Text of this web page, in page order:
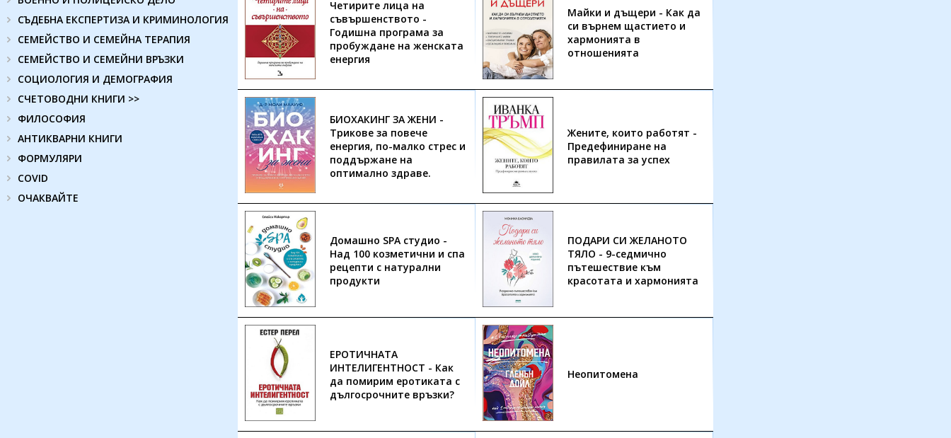
СЪДЕБНА ЕКСПЕРТИЗА И КРИМИНОЛОГИЯ
СЕМЕЙСТВО И СЕМЕЙНА ТЕРАПИЯ
СЕМЕЙСТВО И СЕМЕЙНИ ВРЪЗКИ
СОЦИОЛОГИЯ И ДЕМОГРАФИЯ
СЧЕТОВОДНИ КНИГИ >>
ФИЛОСОФИЯ
АНТИКВАРНИ КНИГИ
ФОРМУЛЯРИ
COVID
ОЧАКВАЙТЕ
Четирите лица на
съвършенството -
Годишна програма за
пробуждане на женската
енергия
Майки и дъщери - Как да
си върнем щастието и
хармонията в
отношенията
БИОХАКИНГ ЗА ЖЕНИ -
Трикове за повече
енергия, по-малко стрес и
поддържане на
оптимално здраве.
Жените, които работят -
Предефиниране на
правилата за успех
Домашно SPA студио -
Над 100 козметични и спа
рецепти с натурални
продукти
ПОДАРИ СИ ЖЕЛАНОТО
ТЯЛО - 9-седмично
пътешествие към
красотата и хармонията
ЕРОТИЧНАТА
ИНТЕЛИГЕНТНОСТ - Как
да помирим еротиката с
дългосрочните връзки?
Неопитомена